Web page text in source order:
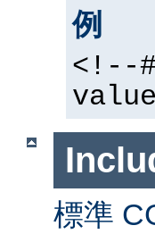
例
<!--
標準